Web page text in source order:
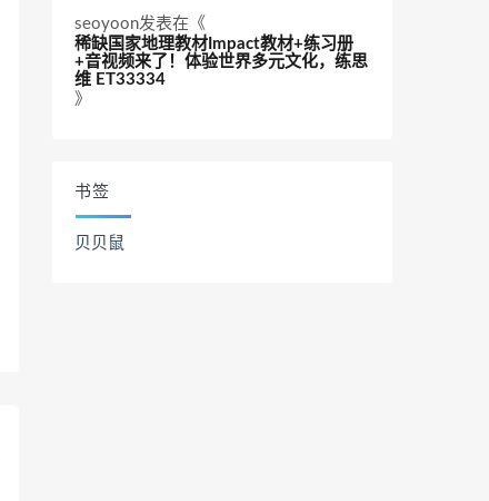
seoyoon发表在《
稀缺国家地理教材Impact教材+练习册
+音视频来了！体验世界多元文化，练思
维 ET33334
》
书签
贝贝鼠